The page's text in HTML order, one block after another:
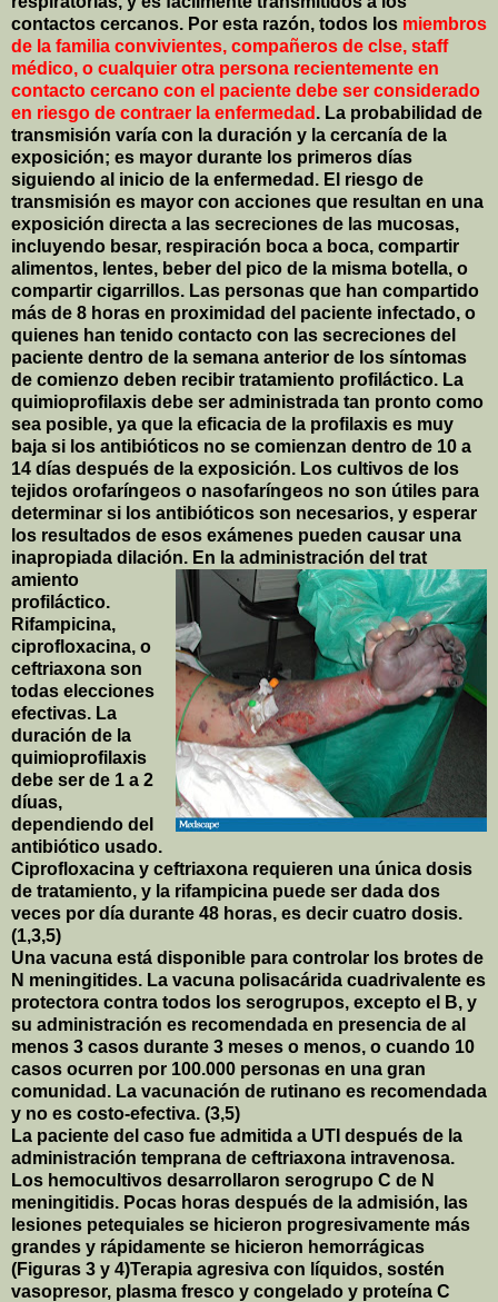
contactos cercanos. Por esta razón, todos los miembros
de la familia convivientes, compañeros de clse, staff
médico, o cualquier otra persona recientemente en
contacto cercano con el paciente debe ser considerado
en riesgo de contraer la enfermedad . La probabilidad de
transmisión varía con la duración y la cercanía de la
exposición; es mayor durante los primeros días
siguiendo al inicio de la enfermedad. El riesgo de
transmisión es mayor con acciones que resultan en una
exposición directa a las secreciones de las mucosas,
incluyendo besar, respiración boca a boca, compartir
alimentos, lentes, beber del pico de la misma botella, o
compartir cigarrillos. Las personas que han compartido
más de 8 horas en proximidad del paciente infectado, o
quienes han tenido contacto con las secreciones del
paciente dentro de la semana anterior de los síntomas
de comienzo deben recibir tratamiento profiláctico. La
quimioprofilaxis debe ser administrada tan pronto como
sea posible, ya que la eficacia de la profilaxis es muy
baja si los antibióticos no se comienzan dentro de 10 a
14 días después de la exposición. Los cultivos de los
tejidos orofaríngeos o nasofaríngeos no son útiles para
determinar si los antibióticos son necesarios, y esperar
los resultados de esos exámenes pueden causar una
inapropiada dilación. En la administración del trat
amiento
profiláctico.
Rifampicina,
ciprofloxacina, o
ceftriaxona son
todas elecciones
efectivas. La
duración de la
quimioprofilaxis
debe ser de 1 a 2
díuas,
dependiendo del
antibiótico usado.
Ciprofloxacina y ceftriaxona requieren una única dosis
de tratamiento, y la rifampicina puede ser dada dos
veces por día durante 48 horas, es decir cuatro dosis.
(1,3,5)
Una vacuna está disponible para controlar los brotes de
N meningitides. La vacuna polisacárida cuadrivalente es
protectora contra todos los serogrupos, excepto el B, y
su administración es recomendada en presencia de al
menos 3 casos durante 3 meses o menos, o cuando 10
casos ocurren por 100.000 personas en una gran
comunidad. La vacunación de rutinano es recomendada
y no es costo-efectiva. (3,5)
La paciente del caso fue admitida a UTI después de la
administración temprana de ceftriaxona intravenosa.
Los hemocultivos desarrollaron serogrupo C de N
meningitidis. Pocas horas después de la admisión, las
lesiones petequiales se hicieron progresivamente más
grandes y rápidamente se hicieron hemorrágicas
(Figuras 3 y 4)Terapia agresiva con líquidos, sostén
vasopresor, plasma fresco y congelado y proteína C